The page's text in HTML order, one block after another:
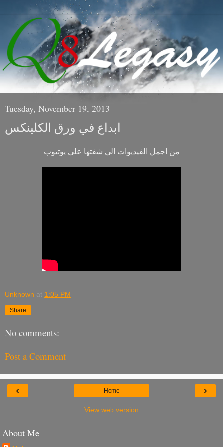
Tuesday, November 19, 2013
ابداع في ورق الكلينكس
من اجمل الفيديوات الي شفتها على يوتيوب
Unknown at 1:05 PM
Share
No comments:
Post a Comment
‹ ›
Home
View web version
About Me